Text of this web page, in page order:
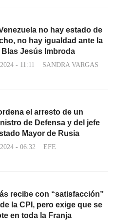
no hay estado de
no hay igualdad ante la
Blas Jesús Imbroda
- 11:11 SANDRA VARGAS
el arresto de un
de Defensa y del jefe
Mayor de Rusia
- 06:32 EFE
recibe con “satisfacción”
la CPI, pero exige que se
en toda la Franja